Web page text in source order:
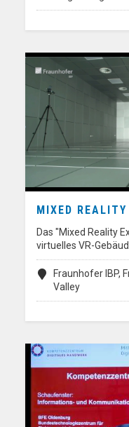
MIXED
Das "Mixed Reality
virtuelles VR-
Fraunhofer IBP,
Valley